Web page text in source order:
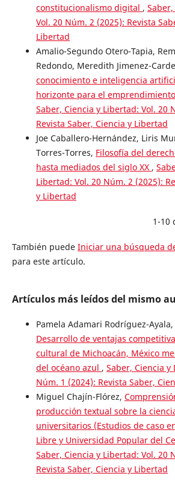
constitucionalismo digital ,
Vol. 20 Núm. 2 (2025): Revista
Libertad
Amalio-Segundo Otero-Tapia,
Redondo, Meredith Jimenez-
conocimiento e inteligencia
horizonte para el
Saber, Ciencia y Libertad: Vol. 20
Revista Saber, Ciencia y Libertad
Joe Caballero-Hernández, Liris
Torres-Torres, Filosofía del
hasta mediados del siglo XX ,
Libertad: Vol. 20 Núm. 2 (2025):
y Libertad
1-10
También puede Iniciar una búsqueda
para este artículo.
Artículos más leídos del mismo
Pamela Adamari Rodríguez-
Desarrollo de ventajas
cultural de Michoacán, México
del océano azul , Saber, Ciencia y
Núm. 1 (2024): Revista Saber,
Miguel Chajín-Flórez,
producción textual sobre la
universitarios (Estudios de caso
Libre y Universidad Popular del
Saber, Ciencia y Libertad: Vol. 20
Revista Saber, Ciencia y Libertad